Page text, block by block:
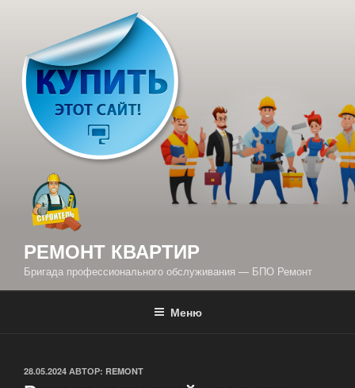
содержимому
РЕМОНТ КВАРТИР
Бригада профессионального обслуживания — БПО Ремонт
Меню
ОПУБЛИКОВАНО
28.05.2024 АВТОР: REMONT